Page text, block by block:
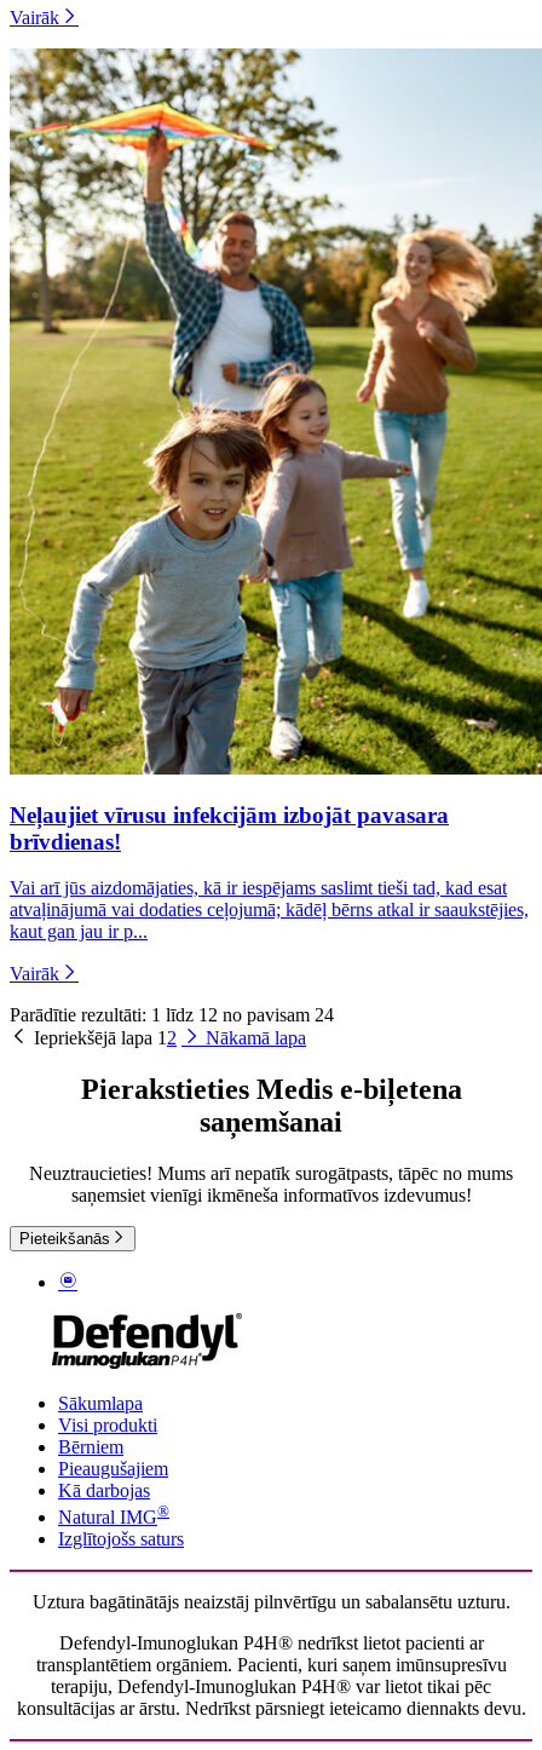
Vairāk
Neļaujiet vīrusu infekcijām izbojāt pavasara
brīvdienas!
Vai arī jūs aizdomājaties, kā ir iespējams saslimt tieši tad, kad esat
atvaļinājumā vai dodaties ceļojumā; kādēļ bērns atkal ir saaukstējies,
kaut gan jau ir p...
Vairāk
Parādītie rezultāti: 1 līdz 12 no pavisam 24
Iepriekšējā lapa 1 2 Nākamā lapa
Pierakstieties Medis e-biļetena
saņemšanai
Neuztraucieties! Mums arī nepatīk surogātpasts, tāpēc no mums
saņemsiet vienīgi ikmēneša informatīvos izdevumus!
Pieteikšanās
Sākumlapa
Visi produkti
Bērniem
Pieaugušajiem
Kā darbojas
Natural IMG®
Izglītojošs saturs
Uztura bagātinātājs neaizstāj pilnvērtīgu un sabalansētu uzturu.
Defendyl-Imunoglukan P4H® nedrīkst lietot pacienti ar
transplantētiem orgāniem. Pacienti, kuri saņem imūnsupresīvu
terapiju, Defendyl-Imunoglukan P4H® var lietot tikai pēc
konsultācijas ar ārstu. Nedrīkst pārsniegt ieteicamo diennakts devu.